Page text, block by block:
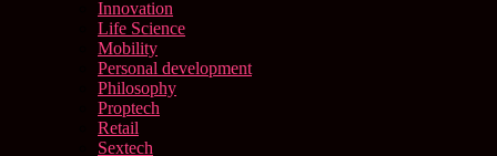
Innovation
Life Science
Mobility
Personal development
Philosophy
Proptech
Retail
Sextech